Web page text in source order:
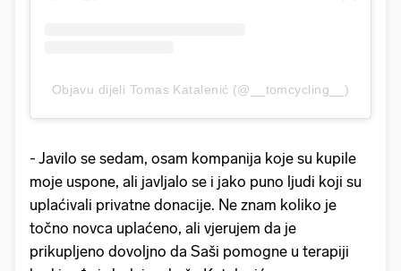
Objavu dijeli Tomas Katalenić (@__tomcycling__)
- Javilo se sedam, osam kompanija koje su kupile
moje uspone, ali javljalo se i jako puno ljudi koji su
uplaćivali privatne donacije. Ne znam koliko je
točno novca uplaćeno, ali vjerujem da je
prikupljeno dovoljno da Saši pomogne u terapiji